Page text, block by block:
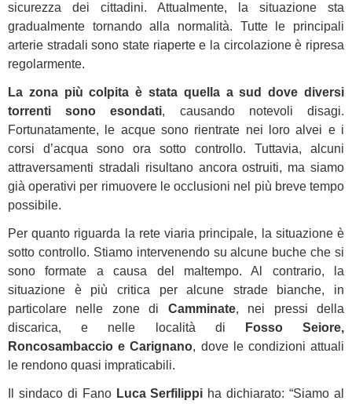
sicurezza dei cittadini. Attualmente, la situazione sta
gradualmente tornando alla normalità. Tutte le principali
arterie stradali sono state riaperte e la circolazione è ripresa
regolarmente.
La zona più colpita è stata quella a sud dove diversi
torrenti sono esondati, causando notevoli disagi.
Fortunatamente, le acque sono rientrate nei loro alvei e i
corsi d’acqua sono ora sotto controllo. Tuttavia, alcuni
attraversamenti stradali risultano ancora ostruiti, ma siamo
già operativi per rimuovere le occlusioni nel più breve tempo
possibile.
Per quanto riguarda la rete viaria principale, la situazione è
sotto controllo. Stiamo intervenendo su alcune buche che si
sono formate a causa del maltempo. Al contrario, la
situazione è più critica per alcune strade bianche, in
particolare nelle zone di Camminate, nei pressi della
discarica, e nelle località di
Fosso Seiore,
Roncosambaccio e Carignano, dove le condizioni attuali
le rendono quasi impraticabili.
Il sindaco di Fano Luca Serfilippi ha dichiarato: “Siamo al